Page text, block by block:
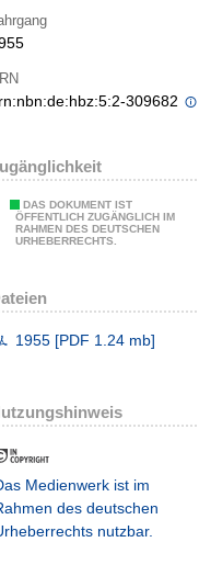
309682
DAS DOKUMENT IST
ÖFFENTLICH ZUGÄNGLICH IM
RAHMEN DES DEUTSCHEN
URHEBERRECHTS.
1955 [PDF 1.24 mb]
Medienwerk ist im
des deutschen
nutzbar.